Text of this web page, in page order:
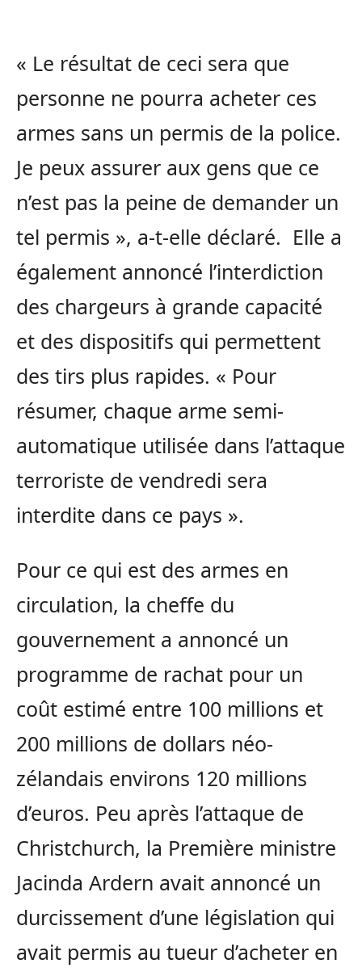
« Le résultat de ceci sera que
personne ne pourra acheter ces
armes sans un permis de la police.
Je peux assurer aux gens que ce
n’est pas la peine de demander un
tel permis », a-t-elle déclaré. Elle a
également annoncé l’interdiction
des chargeurs à grande capacité
et des dispositifs qui permettent
des tirs plus rapides. « Pour
résumer, chaque arme semi-
automatique utilisée dans l’attaque
terroriste de vendredi sera
interdite dans ce pays ».
Pour ce qui est des armes en
circulation, la cheffe du
gouvernement a annoncé un
programme de rachat pour un
coût estimé entre 100 millions et
200 millions de dollars néo-
zélandais environs 120 millions
d’euros. Peu après l’attaque de
Christchurch, la Première ministre
Jacinda Ardern avait annoncé un
durcissement d’une législation qui
avait permis au tueur d’acheter en